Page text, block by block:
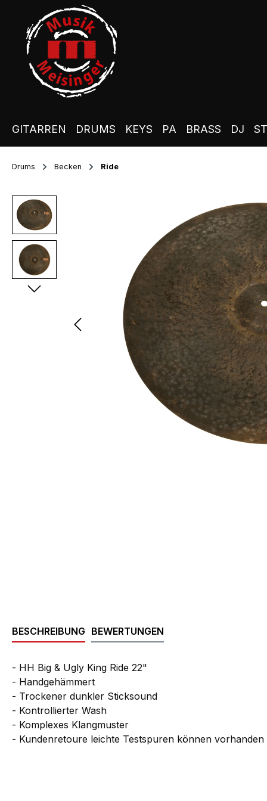
Hauptinhalt springen
Zur Suche springen
Zur Hauptnavigation springen
GITARREN DRUMS KEYS PA BRASS DJ
Drums Becken Ride
Bildergalerie überspringen
BESCHREIBUNG BEWERTUNGEN
- HH Big & Ugly King Ride 22"
- Handgehämmert
- Trockener dunkler Sticksound
- Kontrollierter Wash
- Komplexes Klangmuster
- Kundenretoure leichte Testspuren können